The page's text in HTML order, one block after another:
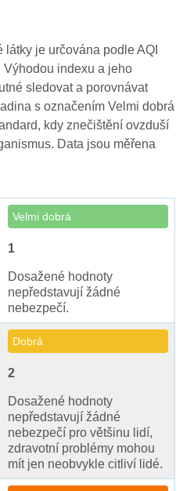
je určována podle AQI
Výhodou indexu a jeho
sledovat a porovnávat
s označením Velmi dobrá
kdy znečištění ovzduší
Data jsou měřena
Velmi dobrá
1
Dosažené hodnoty
nepředstavují žádné
nebezpečí.
Dobrá
2
Dosažené hodnoty
nepředstavují žádné
nebezpečí pro většinu lidí,
zdravotní problémy mohou
mít jen neobvykle citliví lidé.